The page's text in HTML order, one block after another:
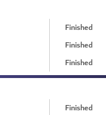
Finished
Finished
Finished
Finished